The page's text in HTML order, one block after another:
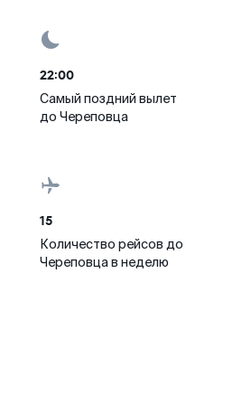
22:00
Самый поздний вылет
до Череповца
15
Количество рейсов до
Череповца в неделю